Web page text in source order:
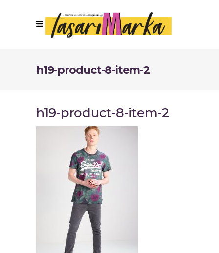
h19-product-8-item-2
h19-product-8-item-2